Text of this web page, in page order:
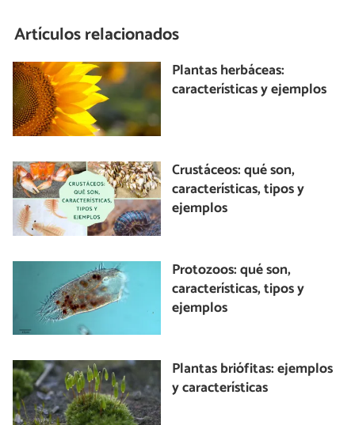
Artículos relacionados
Plantas herbáceas:
características y ejemplos
Crustáceos: qué son,
características, tipos y
ejemplos
Protozoos: qué son,
características, tipos y
ejemplos
Plantas briófitas: ejemplos
y características